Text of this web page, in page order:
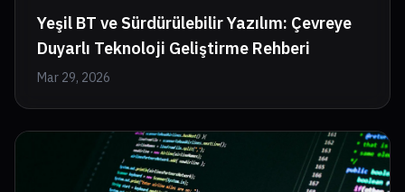
Yeşil BT ve Sürdürülebilir Yazılım: Çevreye
Duyarlı Teknoloji Geliştirme Rehberi
Mar 29, 2026